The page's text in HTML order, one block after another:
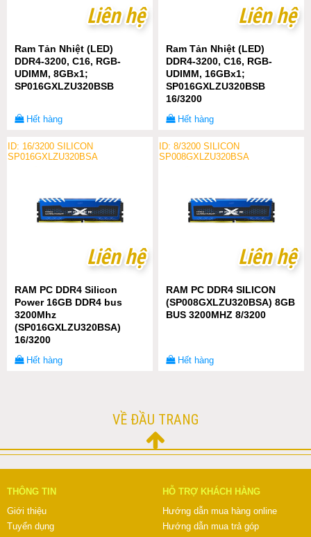
Liên hệ
Liên hệ
Ram Tản Nhiệt (LED)
DDR4-3200, C16, RGB-
UDIMM, 8GBx1;
SP016GXLZU320BSB
Hết hàng
Liên hệ
Liên hệ
Ram Tản Nhiệt (LED)
DDR4-3200, C16, RGB-
UDIMM, 16GBx1;
SP016GXLZU320BSB
16/3200
Hết hàng
ID: 16/3200 SILICON
SP016GXLZU320BSA
Liên hệ
Liên hệ
RAM PC DDR4 Silicon
Power 16GB DDR4 bus
3200Mhz
(SP016GXLZU320BSA)
16/3200
Hết hàng
ID: 8/3200 SILICON
SP008GXLZU320BSA
Liên hệ
Liên hệ
RAM PC DDR4 SILICON
(SP008GXLZU320BSA) 8GB
BUS 3200MHZ 8/3200
Hết hàng
VỀ ĐẦU TRANG
THÔNG TIN
Giới thiệu
Tuyển dụng
HỖ TRỢ KHÁCH HÀNG
Hướng dẫn mua hàng online
Hướng dẫn mua trả góp